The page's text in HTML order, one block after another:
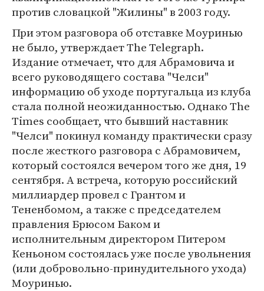
против словацкой "Жилины" в 2003 году.
При этом разговора об отставке Моуринью
не было, утверждает The Telegraph.
Издание отмечает, что для Абрамовича и
всего руководящего состава "Челси"
информацию об уходе португальца из клуба
стала полной неожиданностью. Однако The
Times сообщает, что бывший наставник
"Челси" покинул команду практически сразу
после жесткого разговора с Абрамовичем,
который состоялся вечером того же дня, 19
сентября. А встреча, которую российский
миллиардер провел с Грантом и
Тененбомом, а также с председателем
правления Брюсом Баком и
исполнительным директором Питером
Кеньоном состоялась уже после увольнения
(или добровольно-принудительного ухода)
Моуринью.